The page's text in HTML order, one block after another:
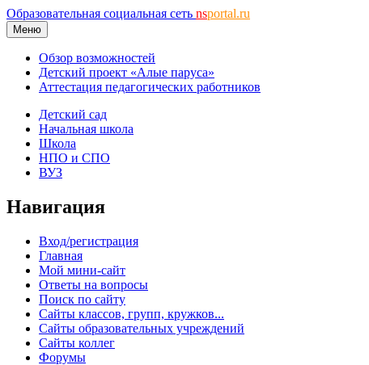
Образовательная социальная сеть nsportal.ru
Меню
Обзор возможностей
Детский проект «Алые паруса»
Аттестация педагогических работников
Детский сад
Начальная школа
Школа
НПО и СПО
ВУЗ
Навигация
Вход/регистрация
Главная
Мой мини-сайт
Ответы на вопросы
Поиск по сайту
Сайты классов, групп, кружков...
Сайты образовательных учреждений
Сайты коллег
Форумы